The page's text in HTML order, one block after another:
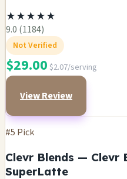
★★★★★
9.0 (1184)
Not Verified
$29.00 $2.07/serving
View Review
#5 Pick
Clevr Blends — Clevr
SuperLatte